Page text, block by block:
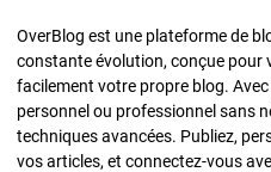
OverBlog est une plateforme de
constante évolution, conçue pour
facilement votre propre blog.
personnel ou professionnel sans
techniques avancées. Publiez,
vos articles, et connectez-vous